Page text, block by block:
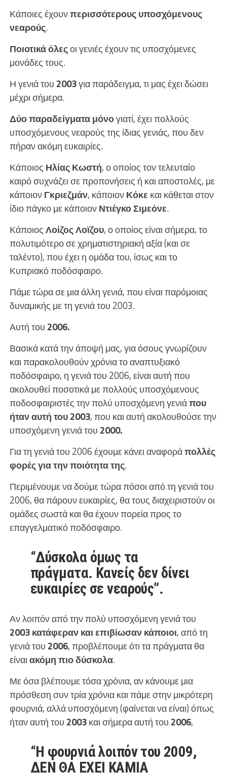
Κάποιες έχουνπερισσότερους υποσχόμενους
νεαρούς.
Ποιοτικά όλεςοι γενιές έχουν τις υποσχόμενες
μονάδες τους.
Η γενιά του 2003για παράδειγμα, τι μας έχει δώσει
μέχρι σήμερα.
Δύο παραδείγματα μόνογιατί, έχει πολλούς
υποσχόμενους νεαρούς της ίδιας γενιάς, που δεν
πήραν ακόμη ευκαιρίες.
Κάποιος Ηλίας Κωστή, ο οποίος τον τελευταίο
καιρό συχνάζει σε προπονήσεις ή και αποστολές, με
κάποιονΓκριεζμάν, κάποιονΚόκε και κάθεται στον
ίδιο πάγκο με κάποιονΝτιέγκο Σιμεόνε.
ΚάποιοςΛοίζος Λοϊζου, ο οποίος είναι σήμερα, το
πολυτιμότερο σε χρηματιστηριακή αξία (και σε
ταλέντο), που έχει η ομάδα του, ίσως και το
Κυπριακό ποδόσφαιρο.
Πάμε τώρα σε μια άλλη γενιά, που είναι παρόμοιας
δυναμικής με τη γενιά του 2003.
Αυτή του 2006.
Βασικά κατά την άποψή μας, για όσους γνωρίζουν
και παρακολουθούν χρόνια το αναπτυξιακό
ποδόσφαιρο, η γενιά του 2006, είναι αυτή που
ακολουθεί ποσοτικά με πολλούς υποσχόμενους
ποδοσφαιριστές την πολύ υποσχόμενη γενιάπου
ήταν αυτή του 2003, που και αυτή ακολουθούσε την
υποσχόμενη γενιά του 2000.
Για τη γενιά του 2006 έχουμε κάνει αναφοράπολλές
φορές για την ποιότητα της.
Περιμένουμε να δούμε τώρα πόσοι από τη γενιά του
2006, θα πάρουν ευκαιρίες, θα τους διαχειριστούν οι
ομάδες σωστά και θα έχουν πορεία προς το
επαγγελματικό ποδόσφαιρο.
“Δύσκολα όμως τα
πράγματα. Κανείς δεν δίνει
ευκαιρίες σε νεαρούς”.
Αν λοιπόν από την πολύ υποσχόμενη γενιά του
2003 κατάφεραν και επιβίωσαν κάποιοι, από τη
γενιά του 2006, προβλέπουμε ότι τα πράγματα θα
είναιακόμη πιο δύσκολα.
Με όσα βλέπουμε τόσα χρόνια, αν κάνουμε μια
πρόσθεση συν τρία χρόνια και πάμε στην μικρότερη
φουρνιά, αλλά υποσχόμενη (φαίνεται να είναι) όπως
ήταν αυτή του 2003και σήμερα αυτή του 2006,
“Η φουρνιά λοιπόν του 2009,
ΔΕΝ ΘΑ ΕΧΕΙ ΚΑΜΙΑ